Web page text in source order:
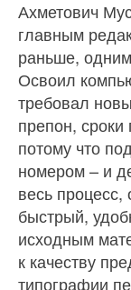
Ахметович
главным
раньше,
Освоил
требовал
препон, сроки
потому что
номером – и
весь
быстрый,
исходным
к качеству
типографии